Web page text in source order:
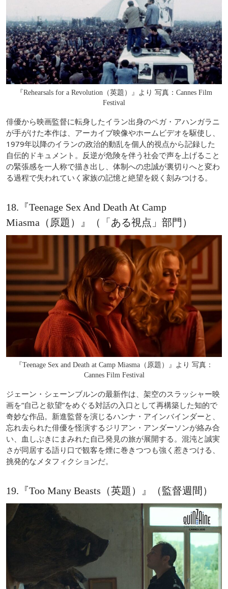
『Rehearsals for a Revolution（英題）』より 写真：Cannes Film
Festival
俳優から映画監督に転身したイラン出身のペガ・アハンガラニ
が手がけた本作は、アーカイブ映像やホームビデオを駆使し、
1979年以降のイランの政治的動乱を個人的視点から記録した
自伝的ドキュメント。反逆が危険を伴う社会で声を上げること
の緊張感を一人称で描き出し、体制への忠誠が裏切りへと変わ
る過程で失われていく家族の記憶と絶望を鋭く刻みつける。
18.『Teenage Sex And Death At Camp
Miasma（原題）』（「ある視点」部門）
『Teenage Sex and Death at Camp Miasma（原題）』より 写真：
Cannes Film Festival
ジェーン・シェーンブルンの最新作は、架空のスラッシャー映
画を“自己と欲望”をめぐる対話の入口として再構築した知的で
奇妙な作品。新進監督を演じるハンナ・アインバインダーと、
忘れ去られた俳優を怪演するジリアン・アンダーソンが絡み合
い、血しぶきにまみれた自己発見の旅が展開する。混沌と誠実
さが同居する語り口で観客を煙に巻きつつも強く惹きつける、
挑発的なメタフィクションだ。
19.『Too Many Beasts（英題）』（監督週間）